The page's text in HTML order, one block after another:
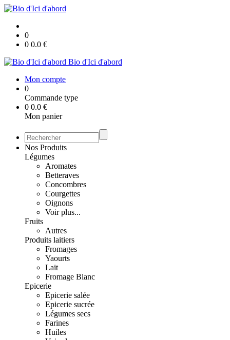
0
0 0.0 €
Bio d'Ici d'abord
Mon compte
0
Commande type
0 0.0 €
Mon panier
Nos Produits
Légumes
Aromates
Betteraves
Concombres
Courgettes
Oignons
Voir plus...
Fruits
Autres
Produits laitiers
Fromages
Yaourts
Lait
Fromage Blanc
Epicerie
Epicerie salée
Epicerie sucrée
Légumes secs
Farines
Huiles